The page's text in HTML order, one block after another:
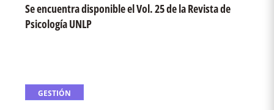
Se encuentra disponible el Vol. 25 de la Revista de
Psicología UNLP
GESTIÓN